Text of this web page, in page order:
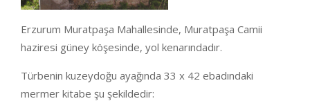
Erzurum Muratpaşa Mahallesinde, Muratpaşa Camii
haziresi güney köşesinde, yol kenarındadır.
Türbenin kuzeydoğu ayağında 33 x 42 ebadındaki
mermer kitabe şu şekildedir: